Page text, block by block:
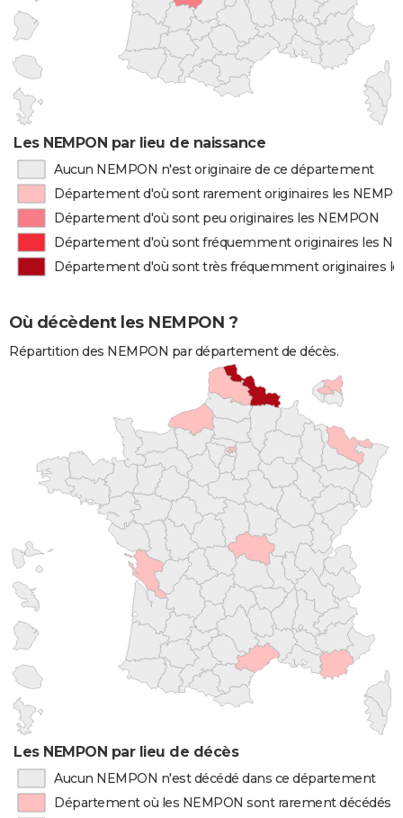
Les NEMPON par lieu de naissance
Aucun NEMPON n'est originaire de ce département
Département d'où sont rarement originaires les
Département d'où sont peu originaires les NEMPON
Département d'où sont fréquemment originaires les
Département d'où sont très fréquemment originaires
Où décèdent les NEMPON ?
Répartition des NEMPON par département de décès.
Les NEMPON par lieu de décès
Aucun NEMPON n'est décédé dans ce département
Département où les NEMPON sont rarement décédés